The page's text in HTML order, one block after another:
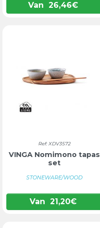
Van 26,46€
Ref: XDV3572
VINGA Nomimono tapas
set
STONEWARE/WOOD
Van 21,20€